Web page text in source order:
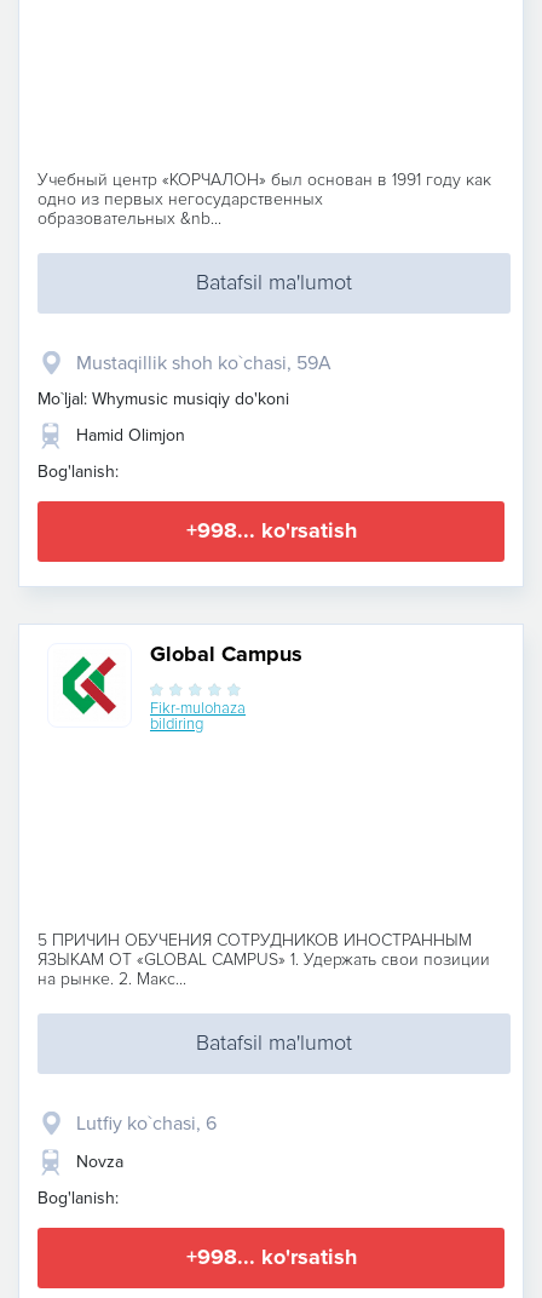
Учебный центр «КОРЧАЛОН» был основан в 1991 году как
одно из первых негосударственных
образовательных &nb...
Batafsil ma'lumot
Mustaqillik shoh ko`chasi, 59A
Mo`ljal: Whymusic musiqiy do'koni
Hamid Olimjon
Bog'lanish:
+998... ko'rsatish
Global Campus
Fikr-mulohaza
bildiring
5 ПРИЧИН ОБУЧЕНИЯ СОТРУДНИКОВ ИНОСТРАННЫМ
ЯЗЫКАМ ОТ «GLOBAL CAMPUS» 1. Удержать свои позиции
на рынке. 2. Макс...
Batafsil ma'lumot
Lutfiy ko`chasi, 6
Novza
Bog'lanish:
+998... ko'rsatish